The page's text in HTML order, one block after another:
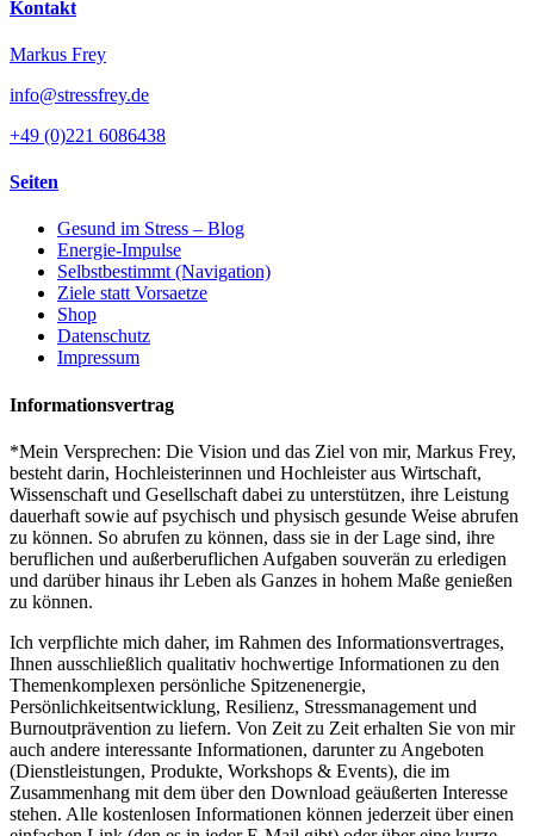
Kontakt
Markus Frey
info@stressfrey.de
+49 (0)221 6086438
Seiten
Gesund im Stress – Blog
Energie-Impulse
Selbstbestimmt (Navigation)
Ziele statt Vorsaetze
Shop
Datenschutz
Impressum
Informationsvertrag
*Mein Versprechen: Die Vision und das Ziel von mir, Markus Frey,
besteht darin, Hochleisterinnen und Hochleister aus Wirtschaft,
Wissenschaft und Gesellschaft dabei zu unterstützen, ihre Leistung
dauerhaft sowie auf psychisch und physisch gesunde Weise abrufen
zu können. So abrufen zu können, dass sie in der Lage sind, ihre
beruflichen und außerberuflichen Aufgaben souverän zu erledigen
und darüber hinaus ihr Leben als Ganzes in hohem Maße genießen
zu können.
Ich verpflichte mich daher, im Rahmen des Informationsvertrages,
Ihnen ausschließlich qualitativ hochwertige Informationen zu den
Themenkomplexen persönliche Spitzenenergie,
Persönlichkeitsentwicklung, Resilienz, Stressmanagement und
Burnoutprävention zu liefern. Von Zeit zu Zeit erhalten Sie von mir
auch andere interessante Informationen, darunter zu Angeboten
(Dienstleistungen, Produkte, Workshops & Events), die im
Zusammenhang mit dem über den Download geäußerten Interesse
stehen. Alle kostenlosen Informationen können jederzeit über einen